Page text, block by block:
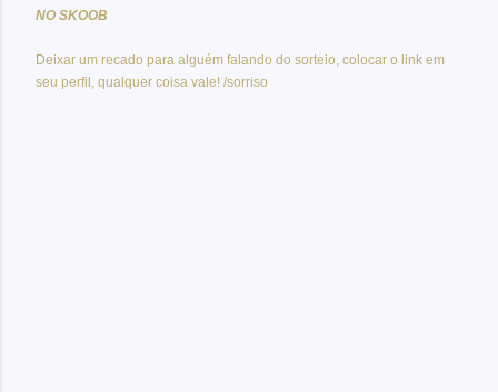
NO SKOOB
Deixar um recado para alguém falando do sorteio, colocar o link em
seu perfil, qualquer coisa vale! /sorriso